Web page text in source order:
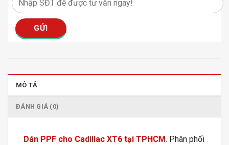
MÔ TẢ
ĐÁNH GIÁ (0)
Dán PPF cho Cadillac XT6 tại TPHCM. Phân phối